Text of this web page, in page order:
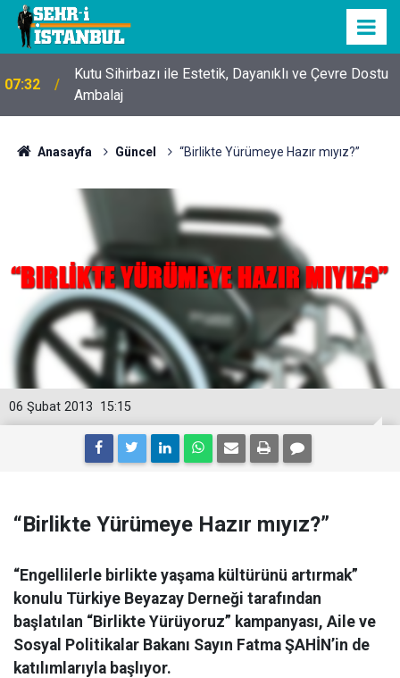
07:32
Kutu Sihirbazı ile Estetik, Dayanıklı ve Çevre Dostu
Ambalaj
Anasayfa Güncel “Birlikte Yürümeye Hazır mıyız?”
15:15
06 Şubat 2013
“Birlikte Yürümeye Hazır mıyız?”
“Engellilerle birlikte yaşama kültürünü artırmak”
konulu Türkiye Beyazay Derneği tarafından
başlatılan “Birlikte Yürüyoruz” kampanyası, Aile ve
Sosyal Politikalar Bakanı Sayın Fatma ŞAHİN’in de
katılımlarıyla başlıyor.